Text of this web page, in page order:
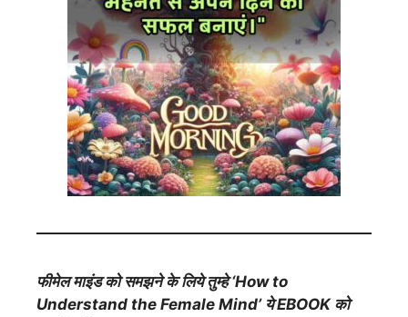
फीमेल माइंड को समझने के लिये तुम्हे ‘How to
Understand the Female Mind’ ये EBOOK को